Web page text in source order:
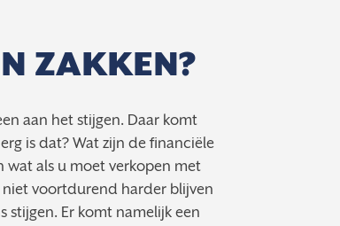
ZAKKEN?
aan het stijgen. Daar komt
is dat? Wat zijn de financiële
wat als u moet verkopen met
niet voortdurend harder blijven
Er komt namelijk een